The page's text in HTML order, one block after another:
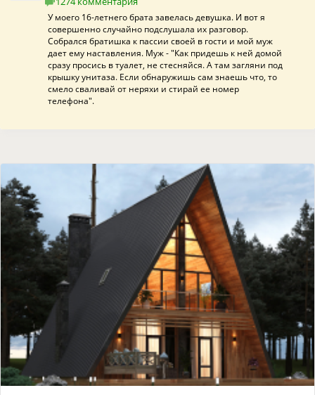
У моего 16-летнего брата завелась девушка. И вот я
совершенно случайно подслушала их разговор.
Собрался братишка к пассии своей в гости и мой муж
дает ему наставления. Муж - "Как придешь к ней домой
сразу просись в туалет, не стесняйся. А там загляни под
крышку унитаза. Если обнаружишь сам знаешь что, то
смело сваливай от неряхи и стирай ее номер
телефона".